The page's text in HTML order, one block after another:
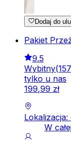
Dodaj do
Pakiet
9.5
Wybitny(
tylko u nas
199,99 zł
W